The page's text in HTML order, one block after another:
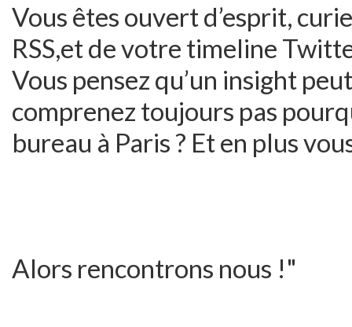
Vous êtes ouvert d’esprit,
RSS,et de votre timeline
Vous pensez qu’un insight
comprenez toujours pas
bureau à Paris ? Et en plus
Alors rencontrons nous !"